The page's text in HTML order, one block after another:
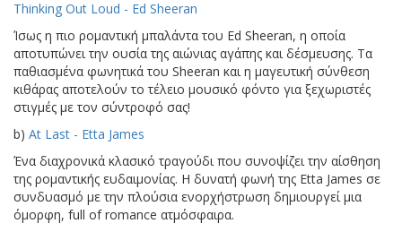
Thinking Out Loud - Ed Sheeran
Ίσως η πιο ρομαντική μπαλάντα του Ed Sheeran, η οποία
αποτυπώνει την ουσία της αιώνιας αγάπης και δέσμευσης. Τα
παθιασμένα φωνητικά του Sheeran και η μαγευτική σύνθεση
κιθάρας αποτελούν το τέλειο μουσικό φόντο για ξεχωριστές
στιγμές με τον σύντροφό σας!
b) At Last - Etta James
Ένα διαχρονικά κλασικό τραγούδι που συνοψίζει την αίσθηση
της ρομαντικής ευδαιμονίας. Η δυνατή φωνή της Etta James σε
συνδυασμό με την πλούσια ενορχήστρωση δημιουργεί μια
όμορφη, full of romance ατμόσφαιρα.